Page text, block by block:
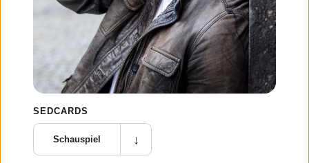
SEDCARDS
Schauspiel ↓